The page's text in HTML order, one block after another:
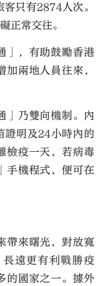
只有2874人次。
正常交往。
」，有助鼓勵香港
兩地人員往來，
」乃雙向機制。內
證明及24小時內的
檢疫一天，若病毒
手機程式，便可在
帶來曙光，對放寬
遠更有利戰勝疫
的國家之一。據外